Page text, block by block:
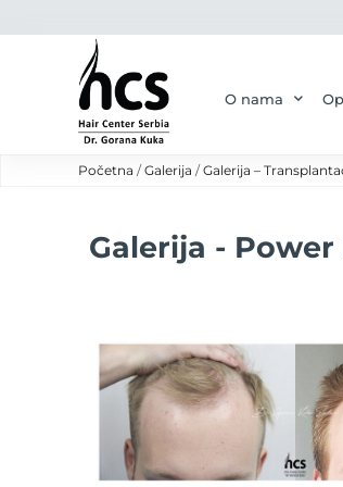
O nama
Početna /Galerija /Galerija –
Galerija -